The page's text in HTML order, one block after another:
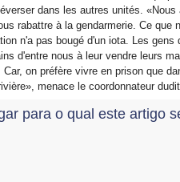
dans les autres unités.
rabattre à la gendarmerie. Ce
n'a pas bougé d'un iota. Les
d'entre nous à leur vendre leurs
Car, on préfère vivre en prison que
menace le coordonnateur
para o qual este artigo